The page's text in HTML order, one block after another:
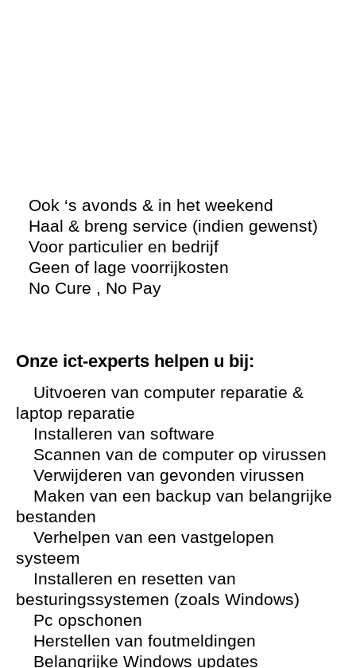
Ook ‘s avonds & in het weekend
Haal & breng service (indien gewenst)
Voor particulier en bedrijf
Geen of lage voorrijkosten
No Cure , No Pay
Onze ict-experts helpen u bij:
Uitvoeren van computer reparatie &
laptop reparatie
Installeren van software
Scannen van de computer op virussen
Verwijderen van gevonden virussen
Maken van een backup van belangrijke
bestanden
Verhelpen van een vastgelopen
systeem
Installeren en resetten van
besturingssystemen (zoals Windows)
Pc opschonen
Herstellen van foutmeldingen
Belangrijke Windows updates